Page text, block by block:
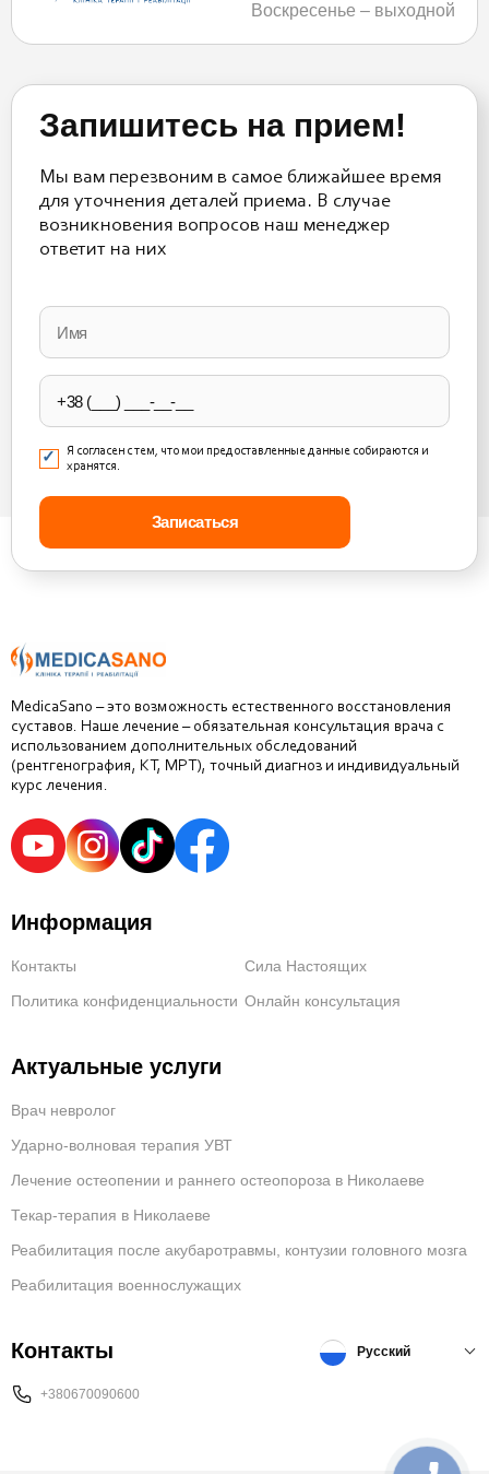
Воскресенье – выходной
Запишитесь на прием!
Мы вам перезвоним в самое ближайшее время
для уточнения деталей приема. В случае
возникновения вопросов наш менеджер
ответит на них
leave
this
field
empty.
Я согласен с тем, что мои предоставленные данные собираются и
хранятся.
MedicaSano – это возможность естественного восстановления
суставов. Наше лечение – обязательная консультация врача с
использованием дополнительных обследований
(рентгенография, КТ, МРТ), точный диагноз и индивидуальный
курс лечения.
Информация
Контакты
Сила Настоящих
Политика конфиденциальности Онлайн консультация
Актуальные услуги
Врач невролог
Ударно-волновая терапия УВТ
Лечение остеопении и раннего остеопороза в Николаеве
Текар-терапия в Николаеве
Реабилитация после акубаротравмы, контузии головного мозга
Реабилитация военнослужащих
Контакты
+380670090600
Русский